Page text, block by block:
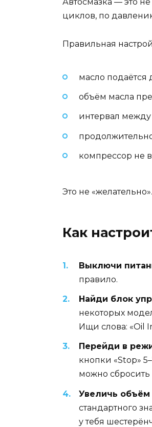
Автосмазка — это
циклов, по
Правильная
масло подаётся
объём масла
интервал между
компрессор не
Это не
Как
Выключи
правило.
Найди блок
некоторых
Ищи слова: «Oil
Перейди в
кнопки «Stop»
можно сбросить
Увеличь
стандартного
у тебя